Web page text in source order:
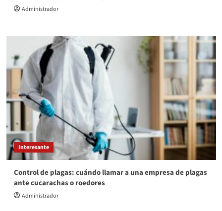
Administrador
Interesante
Control de plagas: cuándo llamar a una empresa de plagas
ante cucarachas o roedores
Administrador